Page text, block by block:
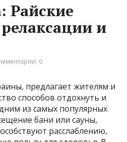
Райские
и
0
предлагает жителям и
способов отдохнуть и
из самых популярных
бани или сауны,
расслаблению,